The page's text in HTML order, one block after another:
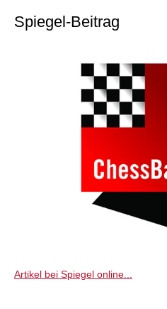
Spiegel-Beitrag
Artikel bei Spiegel online...